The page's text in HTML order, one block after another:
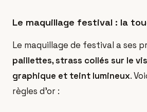
Le maquillage festival : la
Le maquillage de festival a ses
paillettes, strass collés sur le
graphique et teint lumineux.
règles d'or :